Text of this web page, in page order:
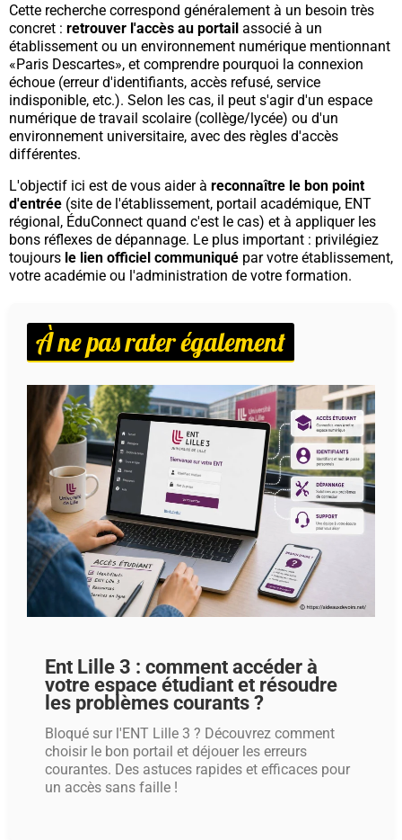
Cette recherche correspond généralement à un besoin très
concret : retrouver l'accès au portail associé à un
établissement ou un environnement numérique mentionnant
«Paris Descartes», et comprendre pourquoi la connexion
échoue (erreur d'identifiants, accès refusé, service
indisponible, etc.). Selon les cas, il peut s'agir d'un espace
numérique de travail scolaire (collège/lycée) ou d'un
environnement universitaire, avec des règles d'accès
différentes.
L'objectif ici est de vous aider à reconnaître le bon point
d'entrée (site de l'établissement, portail académique, ENT
régional, ÉduConnect quand c'est le cas) et à appliquer les
bons réflexes de dépannage. Le plus important : privilégiez
toujours le lien officiel communiqué par votre établissement,
votre académie ou l'administration de votre formation.
À ne pas rater également
Ent Lille 3 : comment accéder à
votre espace étudiant et résoudre
les problèmes courants ?
Bloqué sur l'ENT Lille 3 ? Découvrez comment
choisir le bon portail et déjouer les erreurs
courantes. Des astuces rapides et efficaces pour
un accès sans faille !